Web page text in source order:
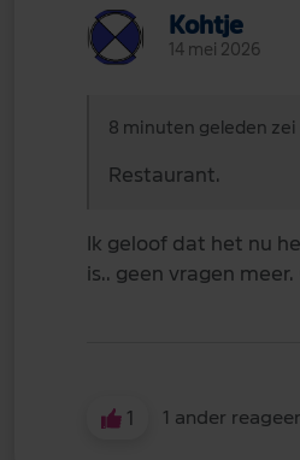
Kohtje
14 mei 2026
8 minuten geleden zei
Restaurant.
Ik geloof dat het nu
is.. geen vragen meer.
1 1 ander